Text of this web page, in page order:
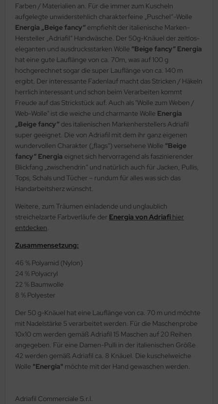
Farben / Materialien an. Für die immer zum Kuscheln
aufgelegte unwiderstehlich charakterfeine „Puschel“-Wolle
Energia „Beige fancy“ empfiehlt der italienische Marken-
Hersteller „Adriafil“ Handwäsche. Der 50g-Knäuel der zeitlos-
eleganten und ausdrucksstarken Wolle “Beige fancy“ Energia
hat eine gute Lauflänge von ca. 70m, was auf 100 g
hochgerechnet sogar die super Lauflänge von ca. 140 m
ergibt. Der interessante Fadenlauf macht das Stricken / Häkeln
herrlich interessant und schon beim Verarbeiten kommt
Freude auf das Strickstück auf. Auch als "Wolle zum Weben /
Web-Wolle" ist die weiche und charmante Wolle Energia
„Beige fancy“ des italienischen Markenherstellers Adriafil
super geeignet. Die von Adriafil mit dem ihr ganz eigenen
wundervollen Charakter („flags“) versehene Wolle “Beige
fancy“ Energia eignet sich hervorragend als faszinierender
Blickfang „zwischendrin“ und natürlich auch für Jacken, Pullis,
Tops, Schals und Tücher – rundum für alles was sich das
Handarbeitsherz wünscht.
Weitere, zum Träumen einladende und unglaublich
streichelzarte Farbverläufe der Energia von Adriafi hier
entdecken.
Zusammensetzung:
46 % Polyamid (Nylon)
24 % Polyacryl
22 % Baumwolle
8 % Polyester
Der 50 g-Knäuel hat eine Lauflänge von ca. 70 m und möchte
mit Nadelstärke 5 verarbeitet werden. Für die Maschenprobe
10x10 cm werden gemäß Adriafil 15 Maschen auf 20 Reihen
angegeben. Für eine Damen-Pulli in der italienischen Größe
42 werden gemäß Adriafil ca. 8 Knäuel. Die kuschelweiche
Wolle "Energia" möchte mit der Hand gewaschen werden.
Adriafil Commerciale S.r.l.